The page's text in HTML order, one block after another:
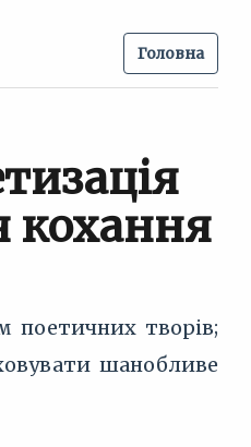
Головна
кохання
творів;
шанобливе